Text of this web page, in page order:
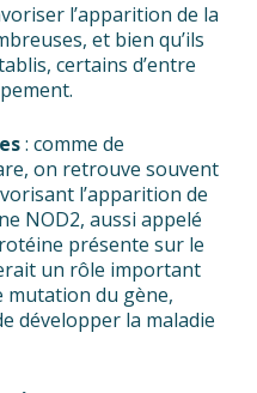
l’apparition de la
et bien qu’ils
certains d’entre
: comme de
on retrouve souvent
l’apparition de
NOD2, aussi appelé
présente sur le
un rôle important
mutation du gène,
développer la maladie